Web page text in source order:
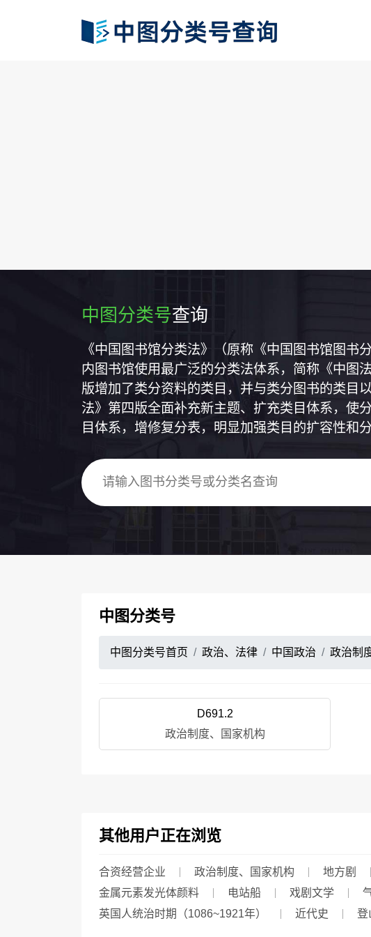
中图分类号查询
《中国图书馆分类法》（原称《中国图书馆图
内图书馆使用最广泛的分类法体系，简称《中图
版增加了类分资料的类目，并与类分图书的类目
法》第四版全面补充新主题、扩充类目体系，使
目体系，增修复分表，明显加强类目的扩容性和
中图分类号
中图分类号首页 政治、法律 中国政治 政治制
D691.2
政治制度、国家机构
其他用户正在浏览
合资经营企业 政治制度、国家机构 地方剧
金属元素发光体颜料
电站船 戏剧文学
英国人统治时期（1086~1921年）
近代史 登